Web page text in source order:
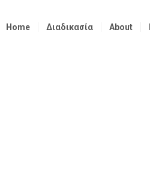
Home Διαδικασία About